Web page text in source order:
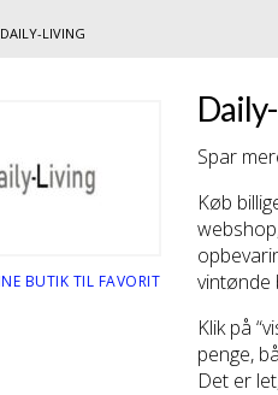
DAILY-LIVING
BUTIK TIL FAVORIT
Spar
Køb
vintønde
Klik på
penge,
Det er